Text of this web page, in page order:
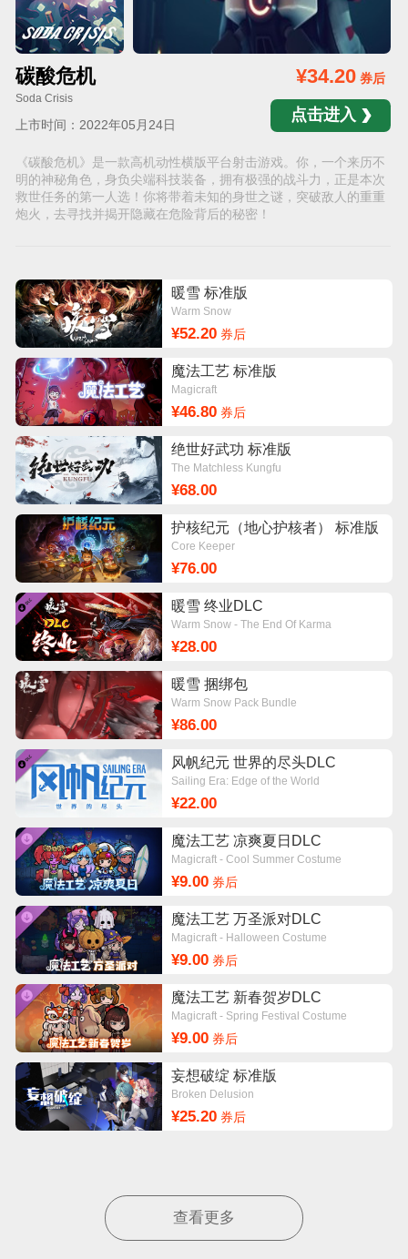
碳酸危机
Soda Crisis
上市时间：2022年05月24日
¥34.20券后
点击进入
《碳酸危机》是一款高机动性横版平台射击游戏。你，一个来历不
明的神秘角色，身负尖端科技装备，拥有极强的战斗力，正是本次
救世任务的第一人选！你将带着未知的身世之谜，突破敌人的重重
炮火，去寻找并揭开隐藏在危险背后的秘密！
暖雪 标准版
Warm Snow
¥52.20券后
魔法工艺 标准版
Magicraft
¥46.80券后
绝世好武功 标准版
The Matchless Kungfu
¥68.00
护核纪元（地心护核者） 标准版
Core Keeper
¥76.00
暖雪 终业DLC
Warm Snow - The End Of Karma
¥28.00
暖雪 捆绑包
Warm Snow Pack Bundle
¥86.00
风帆纪元 世界的尽头DLC
Sailing Era: Edge of the World
¥22.00
魔法工艺 凉爽夏日DLC
Magicraft - Cool Summer Costume
¥9.00券后
魔法工艺 万圣派对DLC
Magicraft - Halloween Costume
¥9.00券后
魔法工艺 新春贺岁DLC
Magicraft - Spring Festival Costume
¥9.00券后
妄想破绽 标准版
Broken Delusion
¥25.20券后
查看更多